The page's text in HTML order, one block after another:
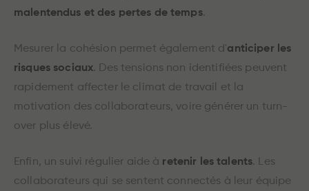
malentendus et des pertes de temps.
Mesurer la cohésion permet également d'anticiper les
risques sociaux. Des tensions non identifiées peuvent
rapidement affecter le climat de travail et la
motivation des collaborateurs, voire générer un turn-
over plus élevé.
Enfin, un suivi régulier aide à retenir les talents. Les
collaborateurs qui se sentent connectés à leur équipe